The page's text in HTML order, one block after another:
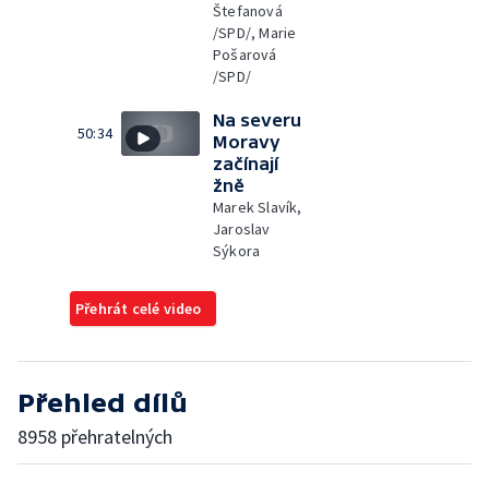
Štefanová
/SPD/, Marie
Pošarová
/SPD/
50:34
Na severu
Moravy
začínají
žně
Marek Slavík,
Jaroslav
Sýkora
Přehrát celé video
Přehled dílů
8958 přehratelných